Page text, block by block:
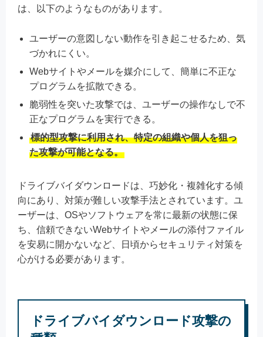
は、以下のようなものがあります。
ユーザーの意図しない動作を引き起こせるため、気
づかれにくい。
Webサイトやメールを媒介にして、簡単に不正な
プログラムを拡散できる。
脆弱性を突いた攻撃では、ユーザーの操作なしで不
正なプログラムを実行できる。
標的型攻撃に利用され、特定の組織や個人を狙っ
た攻撃が可能となる。
ドライブバイダウンロードは、巧妙化・複雑化する傾
向にあり、対策が難しい攻撃手法とされています。ユ
ーザーは、OSやソフトウェアを常に最新の状態に保
ち、信頼できないWebサイトやメールの添付ファイル
を安易に開かないなど、日頃からセキュリティ対策を
心がける必要があります。
ドライブバイダウンロード攻撃の